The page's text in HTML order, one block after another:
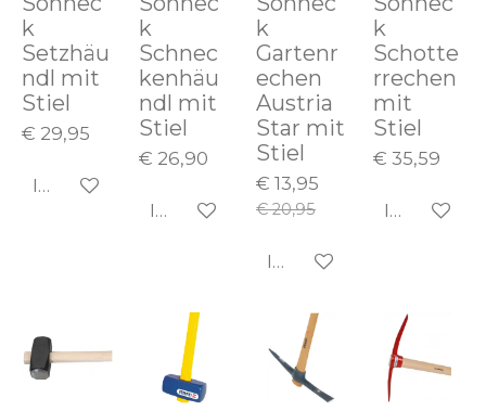
k
Setzhäu
ndl mit
Stiel
€ 29,95
In den Warenkorb
k
Schnec
kenhäu
ndl mit
Stiel
€ 26,90
In den Warenkorb
k
Gartenr
echen
Austria
Star mit
Stiel
€ 13,95
€ 20,95
In den Warenkorb
k
Schotte
rrechen
mit
Stiel
€ 35,59
In den